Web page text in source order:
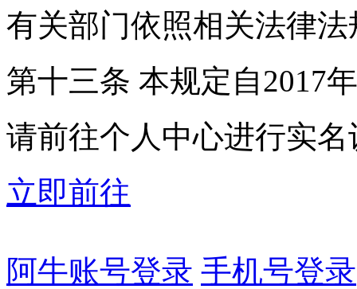
有关部门依照相关法律
第十三条 本规定自2017
请前往个人中心进行实名
立即前往
阿牛账号登录 手机号登录